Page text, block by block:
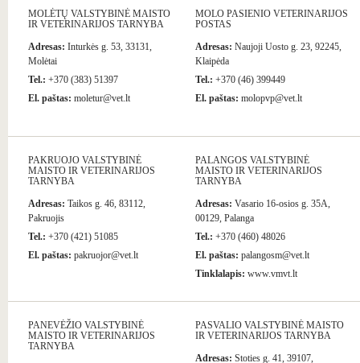
MOLĖTŲ VALSTYBINĖ MAISTO
IR VETERINARIJOS TARNYBA
Adresas: Inturkės g. 53, 33131,
Molėtai
Tel.: +370 (383) 51397
El. paštas: moletur@vet.lt
MOLO PASIENIO VETERINARIJOS
POSTAS
Adresas: Naujoji Uosto g. 23, 92245,
Klaipėda
Tel.: +370 (46) 399449
El. paštas: molopvp@vet.lt
PAKRUOJO VALSTYBINĖ
MAISTO IR VETERINARIJOS
TARNYBA
Adresas: Taikos g. 46, 83112,
Pakruojis
Tel.: +370 (421) 51085
El. paštas: pakruojor@vet.lt
PALANGOS VALSTYBINĖ
MAISTO IR VETERINARIJOS
TARNYBA
Adresas: Vasario 16-osios g. 35A,
00129, Palanga
Tel.: +370 (460) 48026
El. paštas: palangosm@vet.lt
Tinklalapis: www.vmvt.lt
PANEVĖŽIO VALSTYBINĖ
MAISTO IR VETERINARIJOS
TARNYBA
PASVALIO VALSTYBINĖ MAISTO
IR VETERINARIJOS TARNYBA
Adresas: Stoties g. 41, 39107,